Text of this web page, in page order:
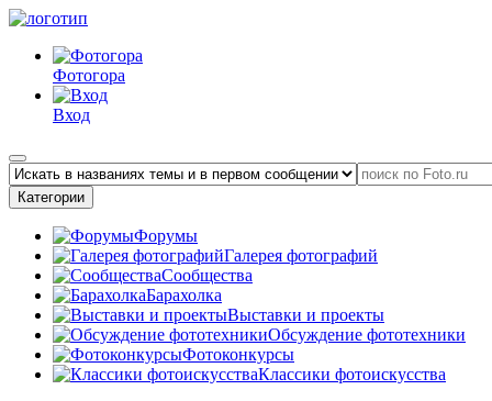
Фотогора
Вход
Категории
Форумы
Галерея фотографий
Сообщества
Барахолка
Выставки и проекты
Обсуждение фототехники
Фотоконкурсы
Классики фотоискусства